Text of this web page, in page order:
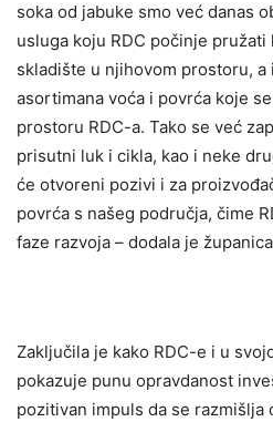
soka od jabuke smo već danas
usluga koju RDC počinje
skladište u njihovom prostoru,
asortimana voća i povrća koje
prostoru RDC-a. Tako se već
prisutni luk i cikla, kao i neke
će otvoreni pozivi i za
povrća s našeg područja, čime
faze razvoja – dodala je
Zaključila je kako RDC-e i u
pokazuje punu opravdanost
pozitivan impuls da se razmišlja